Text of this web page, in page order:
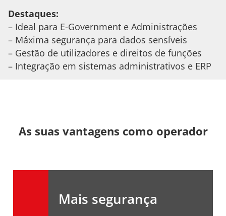
Destaques:
– Ideal para E-Government e Administrações
– Máxima segurança para dados sensíveis
– Gestão de utilizadores e direitos de funções
– Integração em sistemas administrativos e ERP
As suas vantagens como operador
Mais segurança